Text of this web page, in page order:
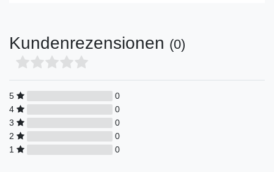
Kundenrezensionen (0)
5
0
4
0
3
0
2
0
1
0